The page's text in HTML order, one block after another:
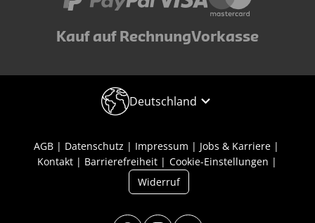
Kauf auf RechnungVorkasse
Deutschland
AGB Datenschutz Impressum
Jobs & Karriere
Kontakt
Barrierefreiheit
Cookie-Einstellungen
Widerruf